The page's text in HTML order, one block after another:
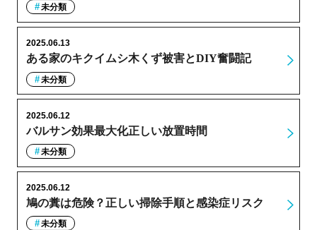
未分類
ある家のキクイムシ木くず被害とDIY奮闘記
2025.06.13
未分類
バルサン効果最大化正しい放置時間
2025.06.12
未分類
鳩の糞は危険？正しい掃除手順と感染症リスク
2025.06.12
未分類